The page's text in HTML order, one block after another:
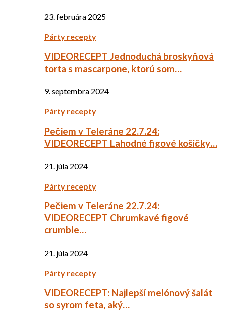
23. februára 2025
Párty recepty
VIDEORECEPT Jednoduchá broskyňová
torta s mascarpone, ktorú som…
9. septembra 2024
Párty recepty
Pečiem v Teleráne 22.7.24:
VIDEORECEPT Lahodné figové košíčky…
21. júla 2024
Párty recepty
Pečiem v Teleráne 22.7.24:
VIDEORECEPT Chrumkavé figové
crumble…
21. júla 2024
Párty recepty
VIDEORECEPT: Najlepší melónový šalát
so syrom feta, aký…